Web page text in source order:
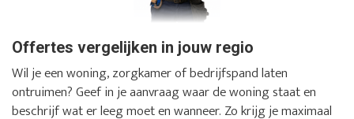
Offertes vergelijken in jouw regio
Wil je een woning, zorgkamer of bedrijfspand laten
ontruimen? Geef in je aanvraag waar de woning staat en
beschrijf wat er leeg moet en wanneer. Zo krijg je maximaal